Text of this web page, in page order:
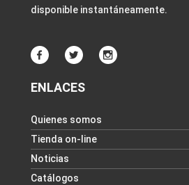
disponible instantáneamente.
ENLACES
Quienes somos
Tienda on-line
Noticias
Catálogos